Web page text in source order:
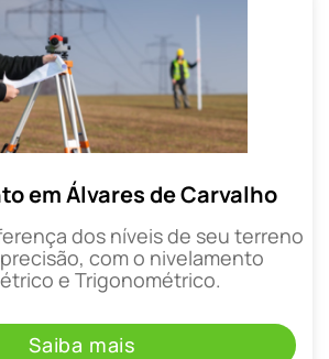
em Álvares de Carvalho
dos níveis de seu terreno
com o nivelamento
e Trigonométrico.
Saiba mais